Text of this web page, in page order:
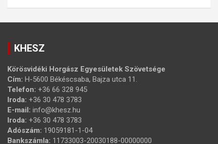
KHESZ
Körösvidéki Horgász Egyesületek Szövetsége
Cím: H-5600 Békéscsaba, Bajza utca 11.
Telefon: +36 66 328 945
Iroda: +36 30 478 3783
E-mail: info@khesz.hu
Iroda: +36 30 478 3783
Adószám: 19059181-1-04
Bankszámla: 11733003-20030188-00000000